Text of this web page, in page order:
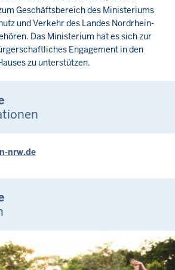
Geschäftsbereich des Ministeriums
und Verkehr des Landes Nordrhein-
Das Ministerium hat es sich zur
Engagement in den
zu unterstützen.
nrw.de